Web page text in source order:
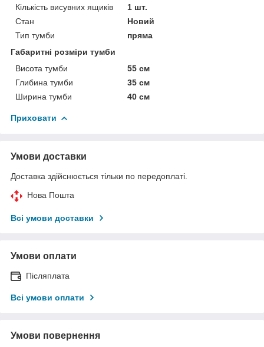
Кількість висувних ящиків
1 шт.
Стан
Новий
Тип тумби
пряма
Габаритні розміри тумби
Висота тумби
55 см
Глибина тумби
35 см
Ширина тумби
40 см
Приховати
Умови доставки
Доставка здійснюється тільки по передоплаті.
Нова Пошта
Всі умови доставки
Умови оплати
Післяплата
Всі умови оплати
Умови повернення